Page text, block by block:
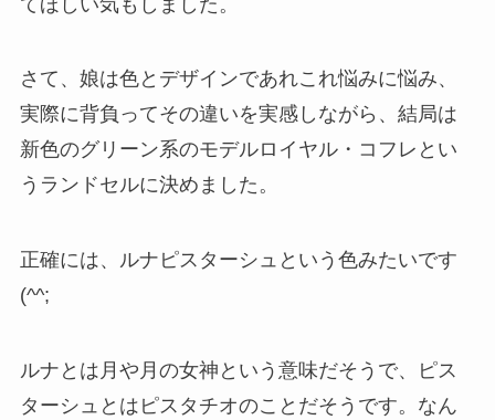
さて、娘は色とデザインであれこれ悩みに悩み、
実際に背負ってその違いを実感しながら、結局は
新色のグリーン系のモデルロイヤル・コフレとい
うランドセルに決めました。
正確には、ルナピスターシュという色みたいです
(^^;
ルナとは月や月の女神という意味だそうで、ピス
ターシュとはピスタチオのことだそうです。なん